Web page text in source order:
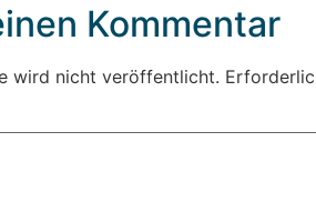
Kommentar
wird nicht veröffentlicht.